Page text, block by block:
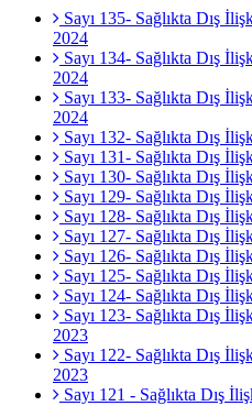
Sayı 135- Sağlıkta Dış
2024
Sayı 134- Sağlıkta Dış
2024
Sayı 133- Sağlıkta Dış
2024
Sayı 132- Sağlıkta Dış
Sayı 131- Sağlıkta Dış
Sayı 130- Sağlıkta Dış
Sayı 129- Sağlıkta Dış
Sayı 128- Sağlıkta Dış
Sayı 127- Sağlıkta Dış
Sayı 126- Sağlıkta Dış
Sayı 125- Sağlıkta Dış
Sayı 124- Sağlıkta Dış
Sayı 123- Sağlıkta Dış
2023
Sayı 122- Sağlıkta Dış
2023
Sayı 121 - Sağlıkta Dış